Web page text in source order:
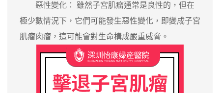
惡性變化： 雖然子宮肌瘤通常是良性的，但在
極少數情況下，它們可能發生惡性變化，即變成子宮
肌瘤肉瘤，這可能會對生命構成嚴重威脅。